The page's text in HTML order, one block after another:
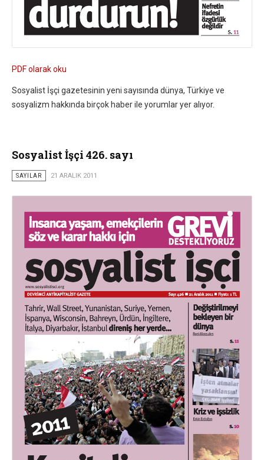
PDF olarak oku
Sosyalist İşçi gazetesinin yeni sayısında dünya, Türkiye ve
sosyalizm hakkında birçok haber ile yorumlar yer alıyor.
Sosyalist İşçi 426. sayı
SAYILAR 21 ARALIK 2011